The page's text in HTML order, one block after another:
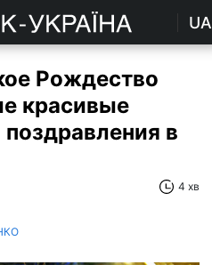
UA
Рождество
красивые
в
4 хв